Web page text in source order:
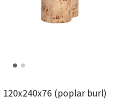
120x240x76 (poplar burl)